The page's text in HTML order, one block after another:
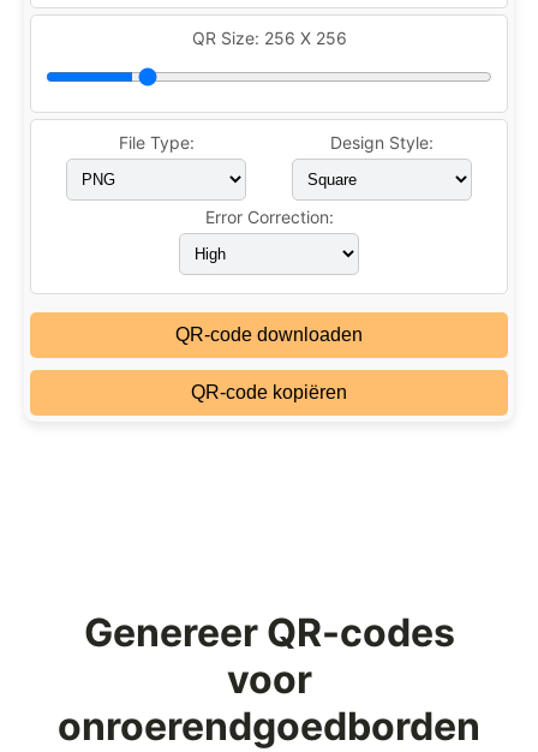
QR Size: 256 X 256
File Type: Design Style:
Error Correction:
QR-code downloaden
QR-code kopiëren
Genereer QR-codes
voor
onroerendgoedborden